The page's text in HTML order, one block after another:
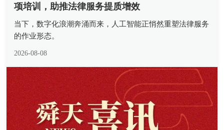
项培训，助推法律服务提质增效
当下，数字化浪潮奔涌而来，人工智能正悄然重塑法律服务
的作业形态。
2026-08-08